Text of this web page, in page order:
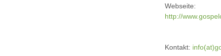
Webseite:
http://
Kontakt: